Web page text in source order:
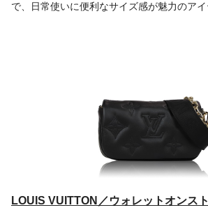
で、日常使いに便利なサイズ感が魅力のアイ
LOUIS VUITTON／ウォレットオンス